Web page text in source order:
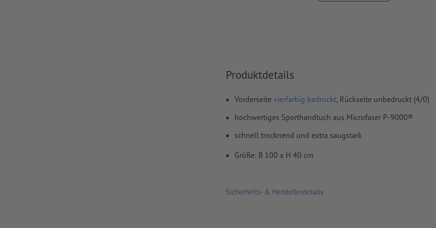
Kommentarewerden gelöscht und nicht gedruckt
Inhalte vonFormularfeldernwerden mitgedruckt
Wie lege ich Druckdaten richtig an?
Produktdetails
Vorderseite vierfarbig bedruckt, Rückseite unbedruckt (4/0)
hochwertiges Sporthandtuch aus Microfaser P-9000®
schnell trocknend und extra saugstark
Größe: B 100 x H 40 cm
Sicherheits- & Herstellerdetails